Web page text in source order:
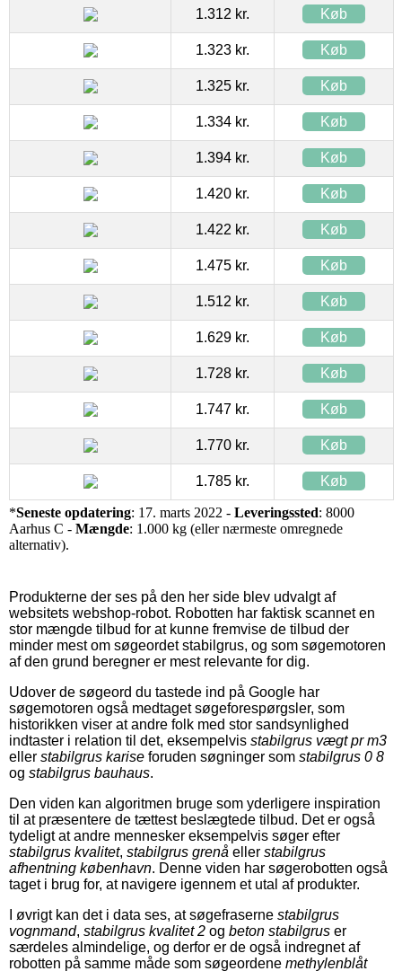
1.312 kr. Køb
1.323 kr. Køb
1.325 kr. Køb
1.334 kr. Køb
1.394 kr. Køb
1.420 kr. Køb
1.422 kr. Køb
1.475 kr. Køb
1.512 kr. Køb
1.629 kr. Køb
1.728 kr. Køb
1.747 kr. Køb
1.770 kr. Køb
1.785 kr. Køb
*Seneste opdatering: 17. marts 2022 - Leveringssted: 8000
Aarhus C - Mængde: 1.000 kg (eller nærmeste omregnede
alternativ).
Produkterne der ses på den her side blev udvalgt af
websitets webshop-robot. Robotten har faktisk scannet en
stor mængde tilbud for at kunne fremvise de tilbud der
minder mest om søgeordet stabilgrus, og som søgemotoren
af den grund beregner er mest relevante for dig.
Udover de søgeord du tastede ind på Google har
søgemotoren også medtaget søgeforespørgsler, som
historikken viser at andre folk med stor sandsynlighed
indtaster i relation til det, eksempelvis stabilgrus vægt pr m3
eller stabilgrus karise foruden søgninger som stabilgrus 0 8
og stabilgrus bauhaus.
Den viden kan algoritmen bruge som yderligere inspiration
til at præsentere de tættest beslægtede tilbud. Det er også
tydeligt at andre mennesker eksempelvis søger efter
stabilgrus kvalitet, stabilgrus grenå eller stabilgrus
afhentning københavn. Denne viden har søgerobotten også
taget i brug for, at navigere igennem et utal af produkter.
I øvrigt kan det i data ses, at søgefraserne stabilgrus
vognmand, stabilgrus kvalitet 2 og beton stabilgrus er
særdeles almindelige, og derfor er de også indregnet af
robotten på samme måde som søgeordene methylenblåt